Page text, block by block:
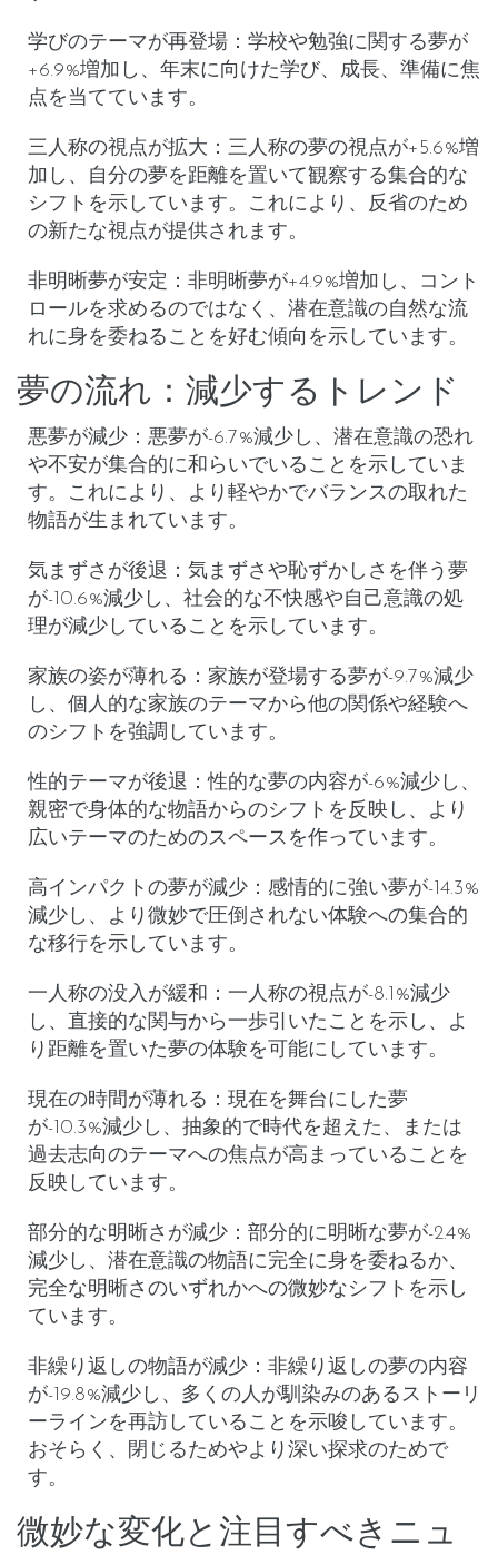
学びのテーマが再登場 ：学校や勉強に関する夢が
+6.9%増加し、年末に向けた学び、成長、準備に焦
点を当てています。
三人称の視点が拡大 ：三人称の夢の視点が+5.6%増
加し、自分の夢を距離を置いて観察する集合的な
シフトを示しています。これにより、反省のため
の新たな視点が提供されます。
非明晰夢が安定 ：非明晰夢が+4.9%増加し、コント
ロールを求めるのではなく、潜在意識の自然な流
れに身を委ねることを好む傾向を示しています。
夢の流れ：減少するトレンド
悪夢が減少 ：悪夢が-6.7%減少し、潜在意識の恐れ
や不安が集合的に和らいでいることを示していま
す。これにより、より軽やかでバランスの取れた
物語が生まれています。
気まずさが後退 ：気まずさや恥ずかしさを伴う夢
が-10.6%減少し、社会的な不快感や自己意識の処
理が減少していることを示しています。
家族の姿が薄れる ：家族が登場する夢が-9.7%減少
し、個人的な家族のテーマから他の関係や経験へ
のシフトを強調しています。
性的テーマが後退 ：性的な夢の内容が-6%減少し、
親密で身体的な物語からのシフトを反映し、より
広いテーマのためのスペースを作っています。
高インパクトの夢が減少 ：感情的に強い夢が-14.3%
減少し、より微妙で圧倒されない体験への集合的
な移行を示しています。
一人称の没入が緩和 ：一人称の視点が-8.1%減少
し、直接的な関与から一歩引いたことを示し、よ
り距離を置いた夢の体験を可能にしています。
現在の時間が薄れる ：現在を舞台にした夢
が-10.3%減少し、抽象的で時代を超えた、または
過去志向のテーマへの焦点が高まっていることを
反映しています。
部分的な明晰さが減少 ：部分的に明晰な夢が-2.4%
減少し、潜在意識の物語に完全に身を委ねるか、
完全な明晰さのいずれかへの微妙なシフトを示し
ています。
非繰り返しの物語が減少 ：非繰り返しの夢の内容
が-19.8%減少し、多くの人が馴染みのあるストーリ
ーラインを再訪していることを示唆しています。
おそらく、閉じるためやより深い探求のためで
す。
微妙な変化と注目すべきニュ